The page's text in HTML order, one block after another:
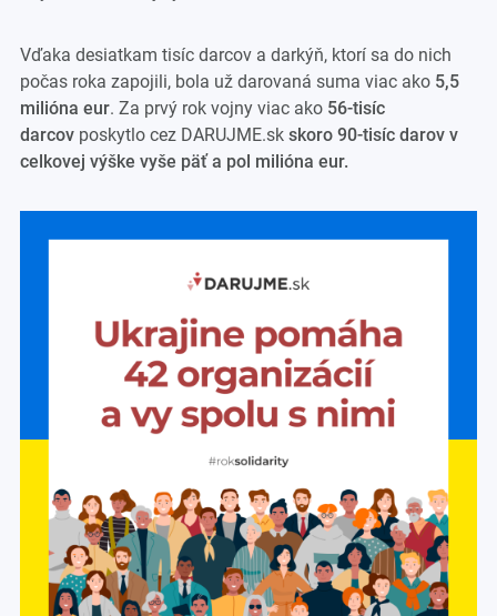
Vďaka desiatkam tisíc darcov a darkýň, ktorí sa do nich
počas roka zapojili, bola už darovaná suma viac ako 5,5
milióna eur. Za prvý rok vojny viac ako 56-tisíc
darcovposkytlo cez DARUJME.skskoro 90-tisíc darov v
celkovej výške vyše päť a pol milióna eur.